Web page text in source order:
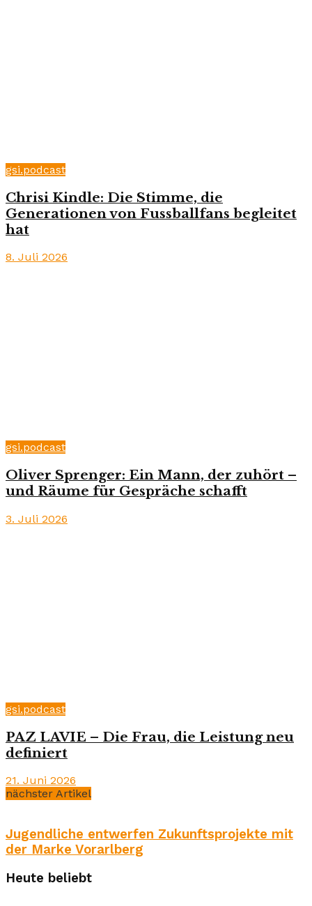
gsi.podcast
Chrisi Kindle: Die Stimme, die
Generationen von Fussballfans begleitet
hat
8. Juli 2026
gsi.podcast
Oliver Sprenger: Ein Mann, der zuhört –
und Räume für Gespräche schafft
3. Juli 2026
gsi.podcast
PAZ LAVIE – Die Frau, die Leistung neu
definiert
21. Juni 2026
nächster Artikel
Jugendliche entwerfen Zukunftsprojekte mit
der Marke Vorarlberg
Heute beliebt